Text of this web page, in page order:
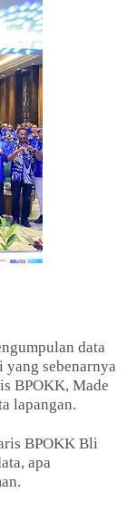
data
sebenarnya
BPOKK, Made
lapangan.
BPOKK Bli
apa